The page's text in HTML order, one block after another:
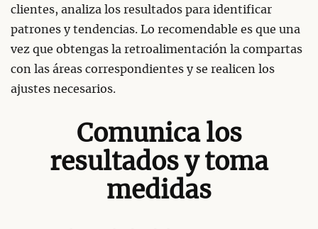
clientes, analiza los resultados para identificar
patrones y tendencias. Lo recomendable es que una
vez que obtengas la retroalimentación la compartas
con las áreas correspondientes y se realicen los
ajustes necesarios.
Comunica los
resultados y toma
medidas